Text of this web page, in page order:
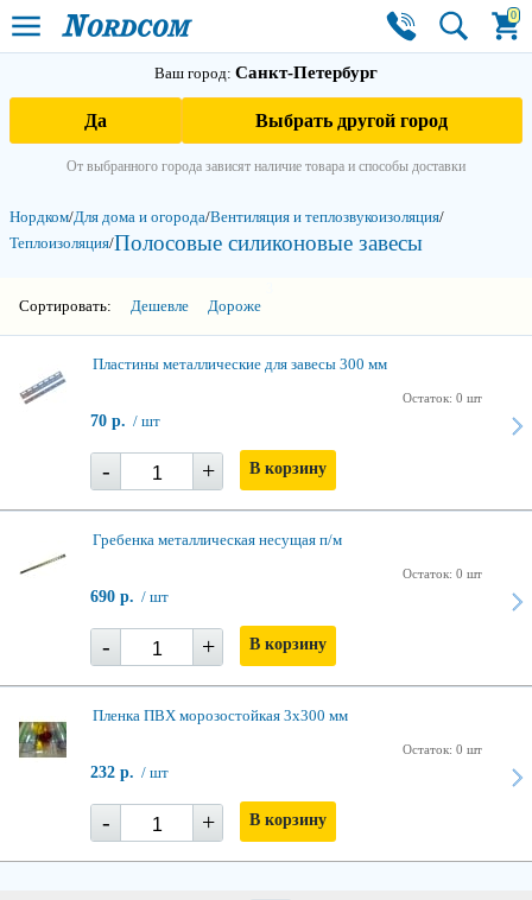
0
Ваш город: Санкт-Петербург
Да Выбрать другой город
От выбранного города зависят наличие товара и способы доставки
Нордком/Для дома и огорода/Вентиляция и тепло­звукоизоляция/
Теплоизоляция/Полосовые силиконовые завесы
Сортировать: Дешевле Дороже
Пластины металлические для завесы 300 мм
Остаток: 0 шт
70 р. / шт
- + В корзину
Гребенка металлическая несущая п/м
Остаток: 0 шт
690 р. / шт
- + В корзину
Пленка ПВХ морозостойкая 3х300 мм
Остаток: 0 шт
232 р. / шт
- + В корзину